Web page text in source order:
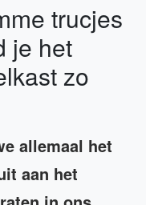
trucjes
je het
zo
allemaal het
aan het